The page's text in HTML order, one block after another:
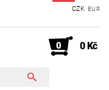
CZK EUR
0 0 Kč